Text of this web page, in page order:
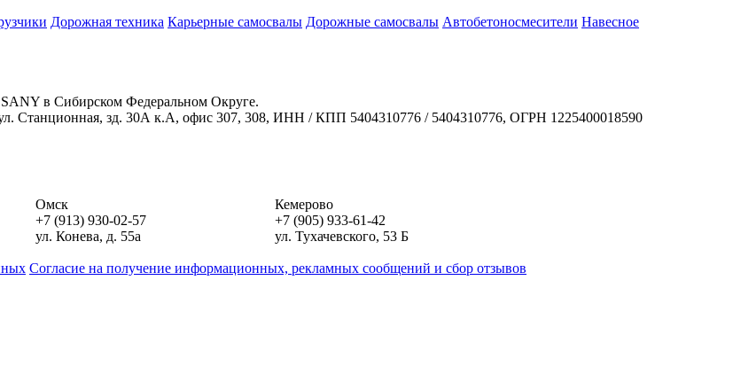
Дорожная техника Карьерные самосвалы Дорожные самосвалы Автобетоносмесители Навесное
в Сибирском Федеральном Округе.
Станционная, зд. 30А к.А, офис 307, 308, ИНН / КПП 5404310776 / 5404310776, ОГРН 1225400018590
Омск
+7 (913) 930-02-57
ул. Конева, д. 55а
Кемерово
+7 (905) 933-61-42
ул. Тухачевского, 53 Б
Согласие на получение информационных, рекламных сообщений и сбор отзывов